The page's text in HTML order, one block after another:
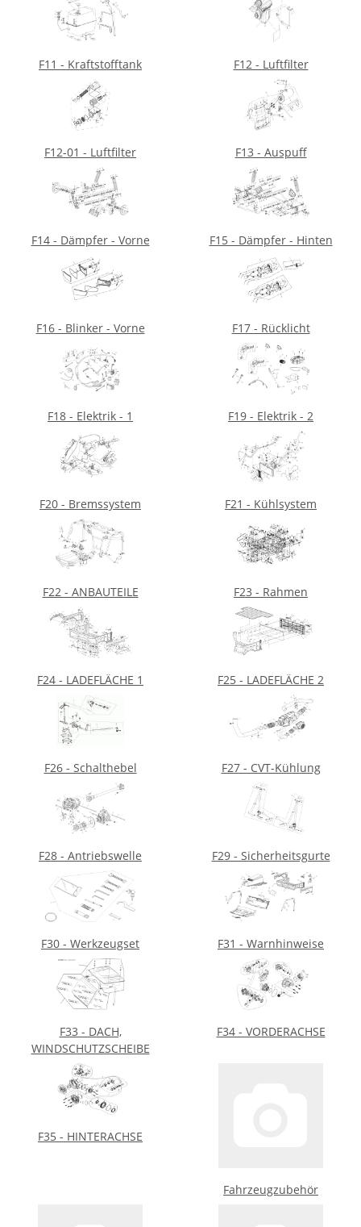
F11 - Kraftstofftank F12 - Luftfilter
F12-01 - Luftfilter F13 - Auspuff
F14 - Dämpfer - Vorne F15 - Dämpfer - Hinten
F16 - Blinker - Vorne F17 - Rücklicht
F18 - Elektrik - 1 F19 - Elektrik - 2
F20 - Bremssystem F21 - Kühlsystem
F22 - ANBAUTEILE F23 - Rahmen
F24 - LADEFLÄCHE 1 F25 - LADEFLÄCHE 2
F26 - Schalthebel F27 - CVT-Kühlung
F28 - Antriebswelle F29 - Sicherheitsgurte
F30 - Werkzeugset F31 - Warnhinweise
F33 - DACH,
WINDSCHUTZSCHEIBE
F34 - VORDERACHSE
F35 - HINTERACHSE
Fahrzeugzubehör